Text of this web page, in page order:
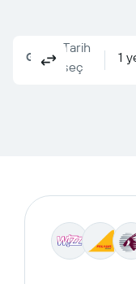
Gidiş dönüşColumbus,
Nereye?
Tarih
seç
1